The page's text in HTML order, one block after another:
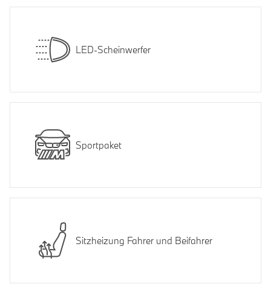
LED-Scheinwerfer
Sportpaket
Sitzheizung Fahrer und Beifahrer